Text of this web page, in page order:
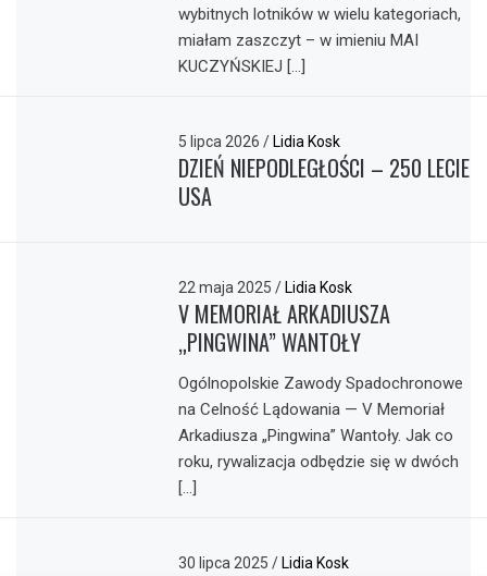
wybitnych lotników w wielu kategoriach,
miałam zaszczyt – w imieniu MAI
KUCZYŃSKIEJ […]
5 lipca 2026/ Lidia Kosk
DZIEŃ NIEPODLEGŁOŚCI – 250 LECIE
USA
22 maja 2025/ Lidia Kosk
V MEMORIAŁ ARKADIUSZA
„PINGWINA” WANTOŁY
Ogólnopolskie Zawody Spadochronowe
na Celność Lądowania — V Memoriał
Arkadiusza „Pingwina” Wantoły. Jak co
roku, rywalizacja odbędzie się w dwóch
[…]
30 lipca 2025/ Lidia Kosk